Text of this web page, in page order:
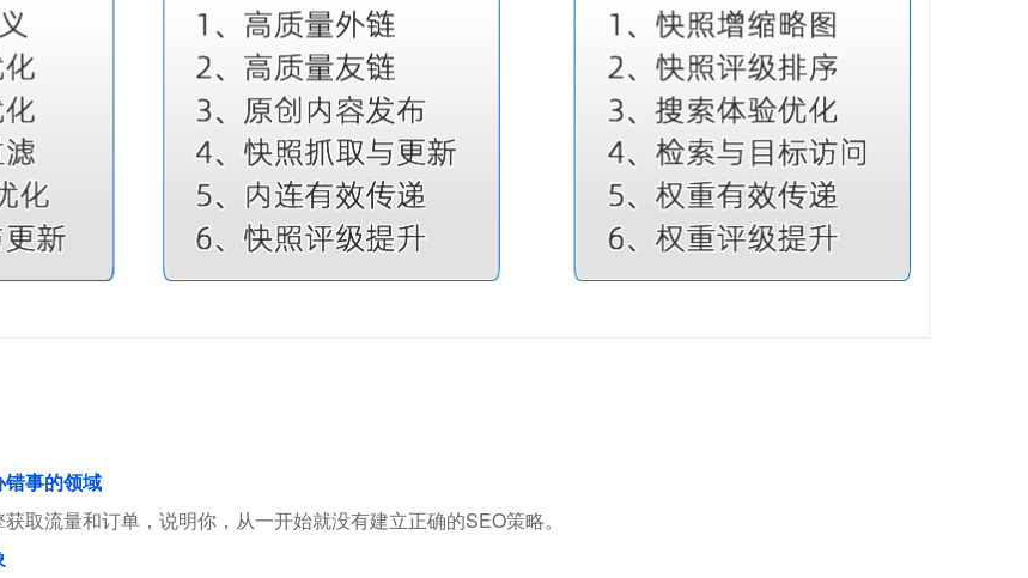
事的领域
取流量和订单，说明你，从一开始就没有建立正确的SEO策略。